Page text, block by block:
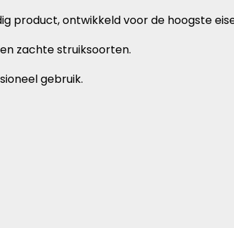
product, ontwikkeld voor de hoogste
zachte struiksoorten.
gebruik.